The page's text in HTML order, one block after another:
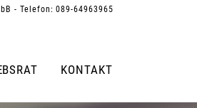
- Telefon: 089-64963965
KONTAKT